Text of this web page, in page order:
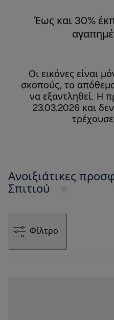
Έως και 30%
Οι εικόνες είναι
σκοπούς, το
να εξαντληθεί. Η
23.03.2026 και
Ανοιξιάτικες
Σπιτιού
Φίλτρο